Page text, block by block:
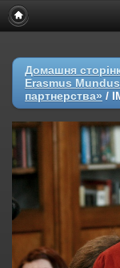
Домашня
Erasmus
партнерства» /